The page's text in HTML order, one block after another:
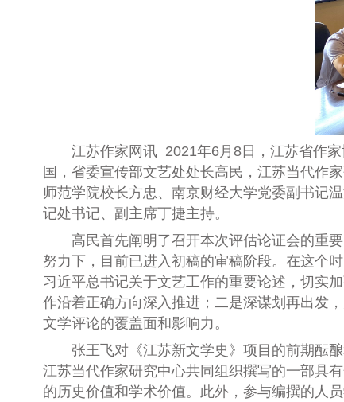
江苏作家网讯 2021年6月 8日，江苏省作
国，省委宣传部文艺处处长高民，江苏当代作
师范学院校长方忠、南京财经大学党委副书记
记处书记、副主席丁捷主持。
高民首先阐明了召开本次评估论证会的重
努力下，目前已进入初稿的审稿阶段。在这个
习近平总书记关于文艺工作的重要论述，切实
作沿着正确方向深入推进；二是深谋划再出发
文学评论的覆盖面和影响力。
张王飞对《江苏新文学史》项目的前期酝
江苏当代作家研究中心共同组织撰写的一部具
的历史价值和学术价值。此外，参与编撰的人